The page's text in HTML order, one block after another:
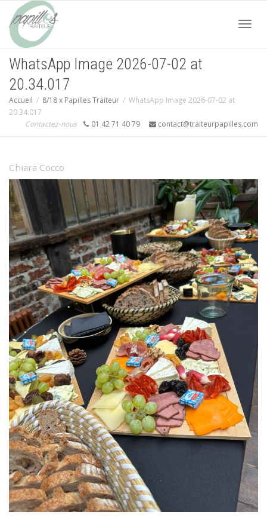
WhatsApp Image 2026-07-02 at
20.34.017
Accueil 8/18 x Papilles Traiteur
WhatsApp Image 2026-07-02 at
20.34.017
Contactez-nous
01 42 71 40 79 contact@traiteurpapilles.com
Chiara Cocco